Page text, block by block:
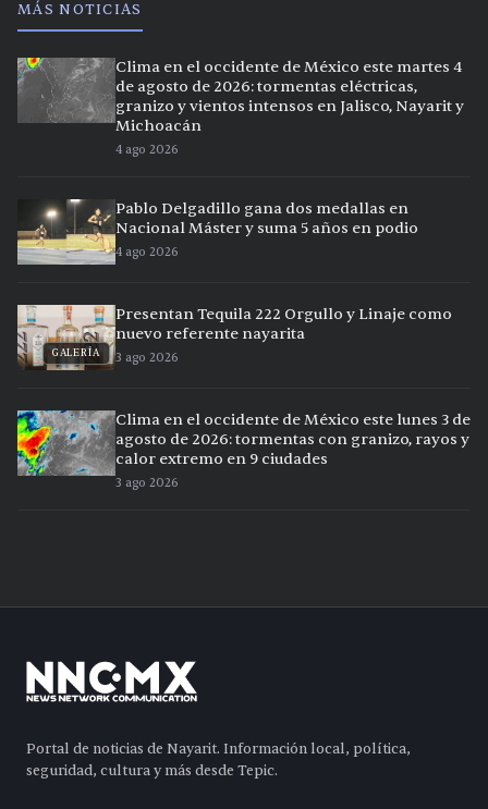
MÁS NOTICIAS
Clima en el occidente de México este martes 4
de agosto de 2026: tormentas eléctricas,
granizo y vientos intensos en Jalisco, Nayarit y
Michoacán
4 ago 2026
Pablo Delgadillo gana dos medallas en
Nacional Máster y suma 5 años en podio
4 ago 2026
GALERÍA
Presentan Tequila 222 Orgullo y Linaje como
nuevo referente nayarita
3 ago 2026
Clima en el occidente de México este lunes 3 de
agosto de 2026: tormentas con granizo, rayos y
calor extremo en 9 ciudades
3 ago 2026
Portal de noticias de Nayarit. Información local, política,
seguridad, cultura y más desde Tepic.